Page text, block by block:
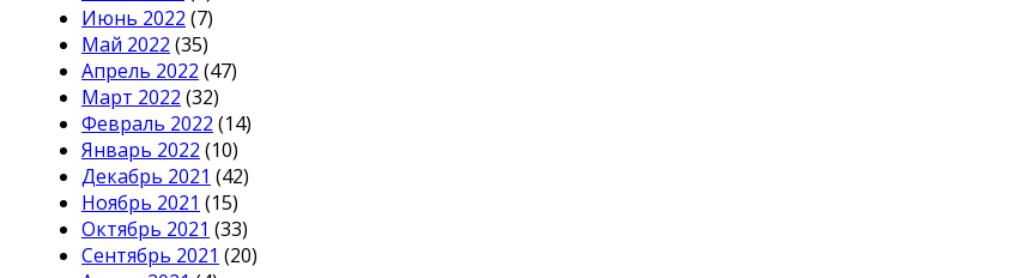
Июнь 2022 (7)
Май 2022 (35)
Апрель 2022 (47)
Март 2022 (32)
Февраль 2022 (14)
Январь 2022 (10)
Декабрь 2021 (42)
Ноябрь 2021 (15)
Октябрь 2021 (33)
Сентябрь 2021 (20)